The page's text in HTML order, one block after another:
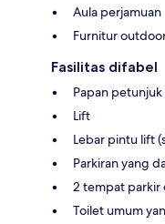
Aula perjamuan
Furnitur
Fasilitas difabel
Papan
Lift
Lebar pintu lift
Parkiran yang
2 tempat
Toilet umum